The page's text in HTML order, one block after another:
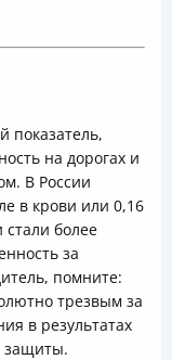
показатель,
на дорогах и
В России
в крови или 0,16
более
за
помните:
трезвым за
в результатах
защиты.